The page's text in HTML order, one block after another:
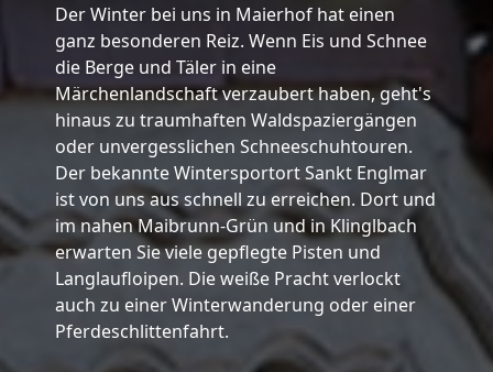
Der Winter bei uns in Maierhof hat einen
ganz besonderen Reiz. Wenn Eis und Schnee
die Berge und Täler in eine
Märchenlandschaft verzaubert haben, geht's
hinaus zu traumhaften Waldspaziergängen
oder unvergesslichen Schneeschuhtouren.
Der bekannte Wintersportort Sankt Englmar
ist von uns aus schnell zu erreichen. Dort und
im nahen Maibrunn-Grün und in Klinglbach
erwarten Sie viele gepflegte Pisten und
Langlaufloipen. Die weiße Pracht verlockt
auch zu einer Winterwanderung oder einer
Pferdeschlittenfahrt.